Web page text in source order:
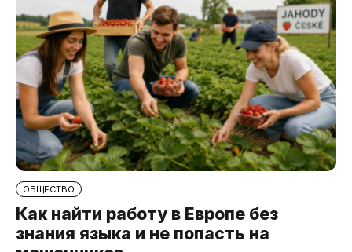
ОБЩЕСТВО
Как найти работу в Европе без
знания языка и не попасть на